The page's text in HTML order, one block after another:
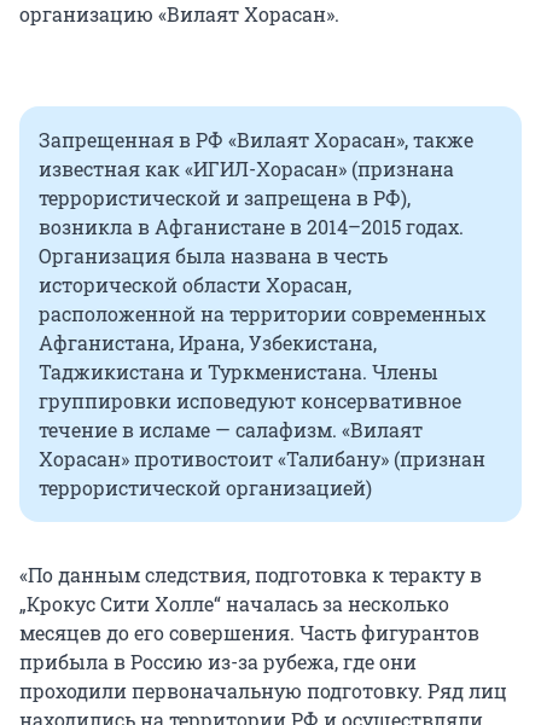
организацию «Вилаят Хорасан».
Запрещенная в РФ «Вилаят Хорасан», также
известная как «ИГИЛ-Хорасан» (признана
террористической и запрещена в РФ),
возникла в Афганистане в 2014–2015 годах.
Организация была названа в честь
исторической области Хорасан,
расположенной на территории современных
Афганистана, Ирана, Узбекистана,
Таджикистана и Туркменистана. Члены
группировки исповедуют консервативное
течение в исламе — салафизм. «Вилаят
Хорасан» противостоит «Талибану» (признан
террористической организацией)
«По данным следствия, подготовка к теракту в
„Крокус Сити Холле“ началась за несколько
месяцев до его совершения. Часть фигурантов
прибыла в Россию из-за рубежа, где они
проходили первоначальную подготовку. Ряд лиц
находились на территории РФ и осуществляли